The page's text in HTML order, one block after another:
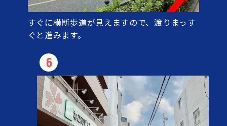
すぐに横断歩道が見えますので、渡りまっす
ぐと進みます。
6